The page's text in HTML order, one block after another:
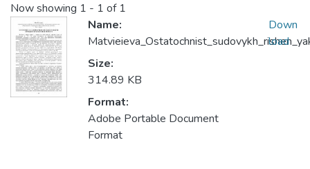
Now showing 1 - 1 of 1
Name:
Size:
314.89 KB
Format:
Adobe Portable Document
Format
Down
load